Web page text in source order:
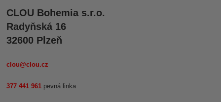
CLOU Bohemia s.r.o.
Radyňská 16
32600 Plzeň
clou@clou.cz
377 441 961 pevná linka